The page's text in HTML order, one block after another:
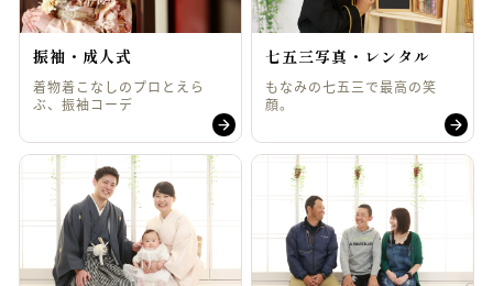
振袖・成人式
着物着こなしのプロとえら
ぶ、振袖コーデ
七五三写真・レンタル
もなみの七五三で最高の笑
顔。